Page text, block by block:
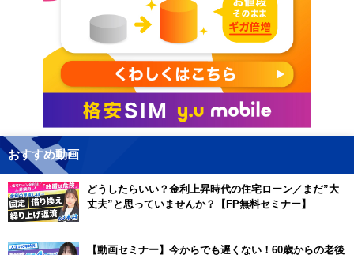
おすすめ動画
どうしたらいい？金利上昇時代の住宅ローン／まだ”大
丈夫”と思っていませんか？【FP無料セミナー】
【動画セミナー】今からでも遅くない！60歳からの老後